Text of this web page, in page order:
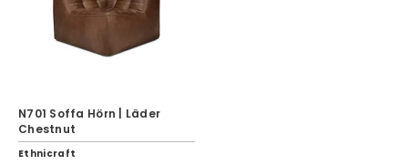
N701 Soffa Hörn | Läder
Chestnut
Ethnicraft